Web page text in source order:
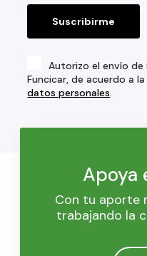
Autorizo el envío
Funcicar, de acuerdo a
datos personales.
Apoya
Con tu aporte
trabajando la